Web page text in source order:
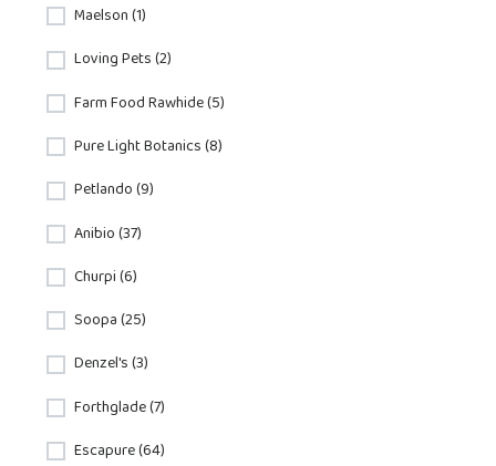
Maelson (1)
Loving Pets (2)
Farm Food Rawhide (5)
Pure Light Botanics (8)
Petlando (9)
Anibio (37)
Churpi (6)
Soopa (25)
Denzel's (3)
Forthglade (7)
Escapure (64)